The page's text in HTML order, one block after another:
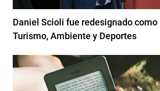
Daniel Scioli fue redesignado como
Turismo, Ambiente y Deportes